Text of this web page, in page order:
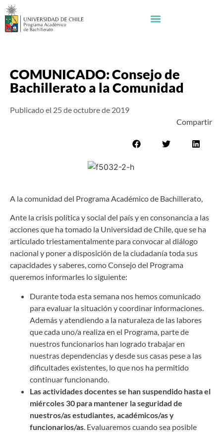
COMUNICADO: Consejo de
Bachillerato a la Comunidad
Publicado el 25 de octubre de 2019
Compartir
A la comunidad del Programa Académico de Bachillerato,
Ante la crisis política y social del país y en consonancia a las
acciones que ha tomado la Universidad de Chile, que se ha
articulado triestamentalmente para convocar al diálogo
nacional y poner a disposición de la ciudadanía toda sus
capacidades y saberes, como Consejo del Programa
queremos informarles lo siguiente:
Durante toda esta semana nos hemos comunicado
para evaluar la situación y coordinar informaciones.
Además y atendiendo a la naturaleza de las labores
que cada uno/a realiza en el Programa, parte de
nuestros funcionarios han logrado trabajar en
nuestras dependencias y desde sus casas pese a las
dificultades existentes, lo que nos ha permitido
continuar funcionando.
Las actividades docentes se han suspendido hasta el
miércoles 30 para mantener la seguridad de
nuestros/as estudiantes, académicos/as y
funcionarios/as . Evaluaremos cuando sea posible